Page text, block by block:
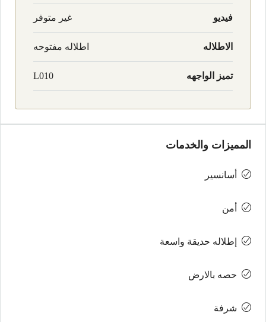
فيديو غير متوفر
الاطلاله اطلاله مفتوحه
تميز الواجهه L010
المميزات والخدمات
أسانسير
أمن
إطلاله حديقة واسعة
حصه بالارض
شرفة